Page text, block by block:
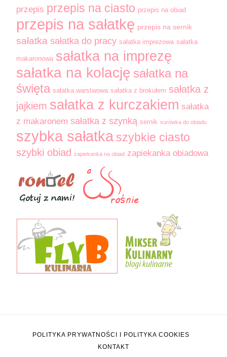
przepis przepis na ciasto przepis na obiad
przepis na sałatkę przepis na sernik
sałatka sałatka do pracy sałatka imprezowa sałatka
makaronowa sałatka na imprezę
sałatka na kolację sałatka na
święta sałatka warstwowa sałatka z brokułem sałatka z
jajkiem sałatka z kurczakiem sałatka
z makaronem sałatka z szynką sernik surówka do obiadu
szybka sałatka szybkie ciasto
szybki obiad zapiekanka na obiad zapiekanka obiadowa
POLITYKA PRYWATNOŚCI I POLITYKA COOKIES
KONTAKT